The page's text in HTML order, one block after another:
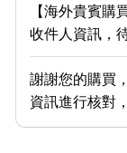
【海外貴賓
收件人資訊，
謝謝您的購買
資訊進行核對